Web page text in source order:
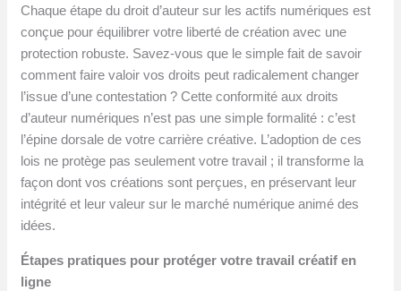
Chaque étape du droit d’auteur sur les actifs numériques est
conçue pour équilibrer votre liberté de création avec une
protection robuste. Savez-vous que le simple fait de savoir
comment faire valoir vos droits peut radicalement changer
l’issue d’une contestation ? Cette conformité aux droits
d’auteur numériques n’est pas une simple formalité : c’est
l’épine dorsale de votre carrière créative. L’adoption de ces
lois ne protège pas seulement votre travail ; il transforme la
façon dont vos créations sont perçues, en préservant leur
intégrité et leur valeur sur le marché numérique animé des
idées.
Étapes pratiques pour protéger votre travail créatif en
ligne